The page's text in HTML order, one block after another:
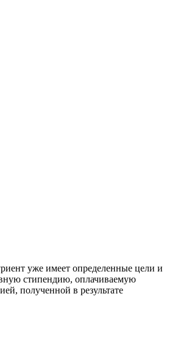
уже имеет определенные цели и
стипендию, оплачиваемую
полученной в результате